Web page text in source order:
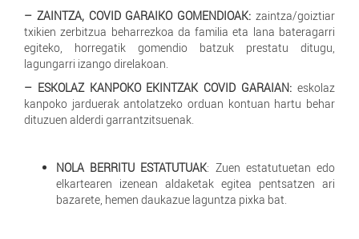
– ZAINTZA, COVID GARAIKO GOMENDIOAK: zaintza/goiztiar
txikien zerbitzua beharrezkoa da familia eta lana bateragarri
egiteko, horregatik gomendio batzuk prestatu ditugu,
lagungarri izango direlakoan.
– ESKOLAZ KANPOKO EKINTZAK COVID GARAIAN: eskolaz
kanpoko jarduerak antolatzeko orduan kontuan hartu behar
dituzuen alderdi garrantzitsuenak.
NOLA BERRITU ESTATUTUAK: Zuen estatutuetan edo
elkartearen izenean aldaketak egitea pentsatzen ari
bazarete, hemen daukazue laguntza pixka bat.